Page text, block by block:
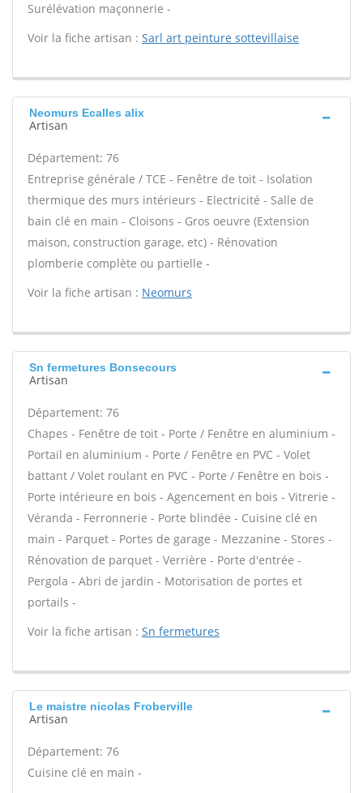
Surélévation maçonnerie -
Voir la fiche artisan : Sarl art peinture sottevillaise
Neomurs Ecalles alix
Artisan
Département: 76
Entreprise générale / TCE - Fenêtre de toit - Isolation
thermique des murs intérieurs - Electricité - Salle de
bain clé en main - Cloisons - Gros oeuvre (Extension
maison, construction garage, etc) - Rénovation
plomberie complète ou partielle -
Voir la fiche artisan : Neomurs
Sn fermetures Bonsecours
Artisan
Département: 76
Chapes - Fenêtre de toit - Porte / Fenêtre en aluminium -
Portail en aluminium - Porte / Fenêtre en PVC - Volet
battant / Volet roulant en PVC - Porte / Fenêtre en bois -
Porte intérieure en bois - Agencement en bois - Vitrerie -
Véranda - Ferronnerie - Porte blindée - Cuisine clé en
main - Parquet - Portes de garage - Mezzanine - Stores -
Rénovation de parquet - Verrière - Porte d'entrée -
Pergola - Abri de jardin - Motorisation de portes et
portails -
Voir la fiche artisan : Sn fermetures
Le maistre nicolas Froberville
Artisan
Département: 76
Cuisine clé en main -